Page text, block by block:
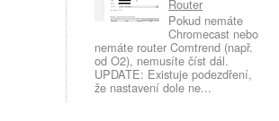
Router
Pokud nemáte
Chromecast nebo
nemáte router Comtrend (např.
od O2), nemusíte číst dál.
UPDATE: Existuje podezdření,
že nastavení dole ne...